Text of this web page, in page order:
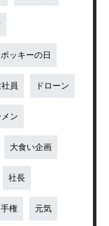
ポッキーの日
員 ドローン
ン
大食い企画
社長
権 元気